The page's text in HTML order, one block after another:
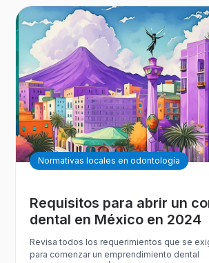
Normativas locales en odontología
Requisitos para abrir un
dental en México en 2024
Revisa todos los requerimientos que se
para comenzar un emprendimiento dental